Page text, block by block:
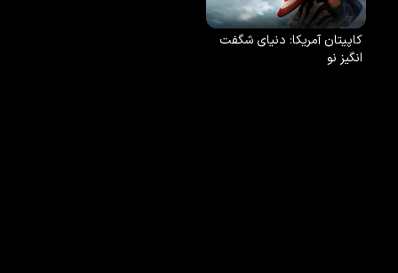
کاپیتان آمریکا: دنیای شگفت
انگیز نو